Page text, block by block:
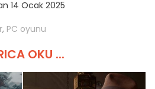
14 Ocak 2025
, PC oyunu
OKU ...